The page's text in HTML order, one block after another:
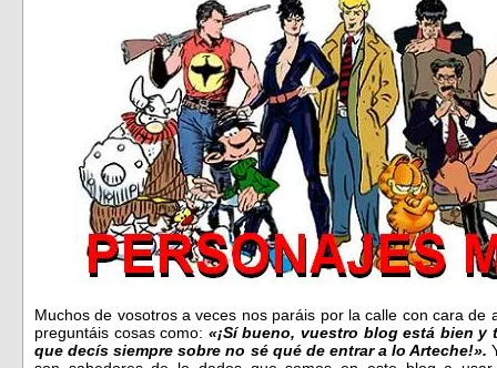
Muchos de vosotros a veces nos paráis por la calle con cara
preguntáis cosas como: «¡Sí bueno, vuestro blog está bien
que decís siempre sobre no sé qué de entrar a lo Arteche!».